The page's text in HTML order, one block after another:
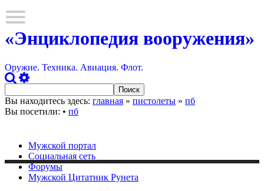
«Энциклопедия вооружения»
Оружие. Техника. Авиация. Флот.
Вы находитесь здесь: главная » пистолеты » пб
Вы посетили: • пб
Мужской портал
Социальная сеть
Форумы
Мужской Цитатник Рунета